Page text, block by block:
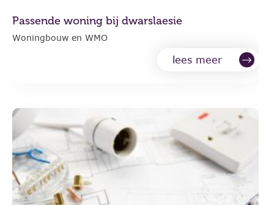
Passende woning bij dwarslaesie
Woningbouw en WMO
lees meer